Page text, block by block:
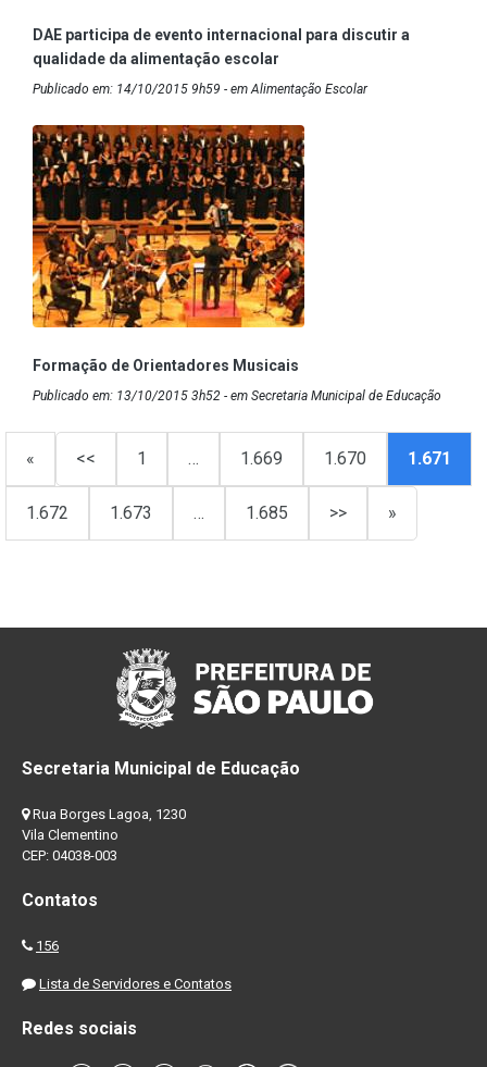
DAE participa de evento internacional para discutir a
qualidade da alimentação escolar
Publicado em: 14/10/2015 9h59 - em Alimentação Escolar
Formação de Orientadores Musicais
Publicado em: 13/10/2015 3h52 - em Secretaria Municipal de Educação
« << 1 … 1.669 1.670 1.671
1.672 1.673 … 1.685 >> »
Secretaria Municipal de Educação
Rua Borges Lagoa, 1230
Vila Clementino
CEP: 04038-003
Contatos
156
Lista de Servidores e Contatos
Redes sociais